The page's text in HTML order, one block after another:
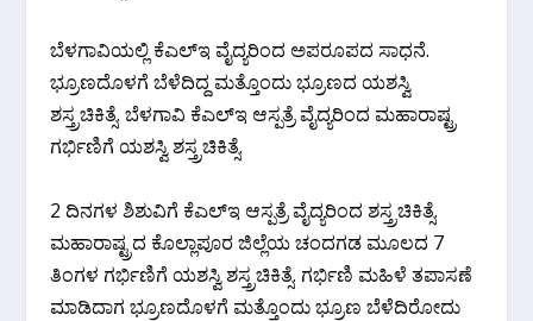
ಬೆಳಗಾವಿಯಲ್ಲಿ ಕೆಎಲ್ಇ ವೈದ್ಯರಿಂದ ಅಪರೂಪದ ಸಾಧನೆ.
ಭ್ರೂಣದೊಳಗೆ ಬೆಳೆದಿದ್ದ ಮತ್ತೊಂದು ಭ್ರೂಣದ ಯಶಸ್ವಿ
ಶಸ್ತ್ರಚಿಕಿತ್ಸೆ. ಬೆಳಗಾವಿ ಕೆಎಲ್ಇ ಆಸ್ಪತ್ರೆ ವೈದ್ಯರಿಂದ ಮಹಾರಾಷ್ಟ್ರ
ಗರ್ಭಿಣಿಗೆ ಯಶಸ್ವಿ ಶಸ್ತ್ರಚಿಕಿತ್ಸೆ.
2 ದಿನಗಳ ಶಿಶುವಿಗೆ ಕೆಎಲ್ಇ ಆಸ್ಪತ್ರೆ ವೈದ್ಯರಿಂದ ಶಸ್ತ್ರಚಿಕಿತ್ಸೆ.
ಮಹಾರಾಷ್ಟ್ರದ ಕೊಲ್ಲಾಪೂರ ಜಿಲ್ಲೆಯ ಚಂದಗಡ ಮೂಲದ 7
ತಿಂಗಳ ಗರ್ಭಿಣಿಗೆ ಯಶಸ್ವಿ ಶಸ್ತ್ರಚಿಕಿತ್ಸೆ. ಗರ್ಭಿಣಿ ಮಹಿಳೆ ತಪಾಸಣೆ
ಮಾಡಿದಾಗ ಭ್ರೂಣದೊಳಗೆ ಮತ್ತೊಂದು ಭ್ರೂಣ ಬೆಳೆದಿರೋದು